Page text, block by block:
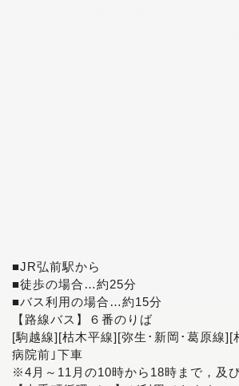
■JR弘前駅から
■徒歩の場合…約25分
■バス利用の場合…約15分
【路線バス】６番のりば
[駒越線][枯木平線][弥生･新岡･葛原線
病院前｣下車
※4月～11月の10時から18時まで，及